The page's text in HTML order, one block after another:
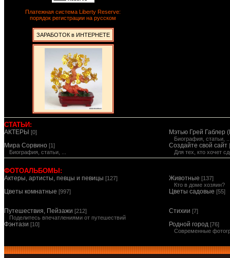
Платежная система Liberty Reserve:
порядок регистрации на русском
ЗАРАБОТОК в ИНТЕРНЕТЕ
СТАТЬИ:
АКТЕРЫ [0] Мэтью Грей Габлер
Биография, статьи,
Мира Сорвино [1]
Биография, статьи, ...
Создайте свой сайт
Для тех, кто хочет
ФОТОАЛЬБОМЫ:
Актеры, артисты, певцы и певицы [127] Животные [137]
Кто в доме хозяин?
Цветы комнатные [997] Цветы садовые [55]
Путешествия, Пейзажи [212]
Поделитесь впечатлениями от путешествий
Стихии [7]
Фэнтази [10] Родной город [76]
Современные